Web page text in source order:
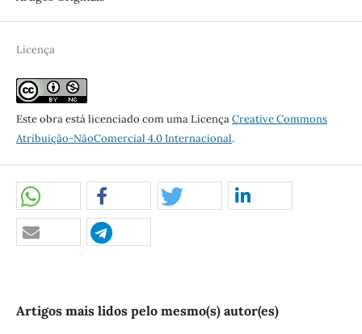
Licença
Este obra está licenciado com uma LicençaCreative Commons
Atribuição-NãoComercial 4.0 Internacional.
Artigos mais lidos pelo mesmo(s) autor(es)